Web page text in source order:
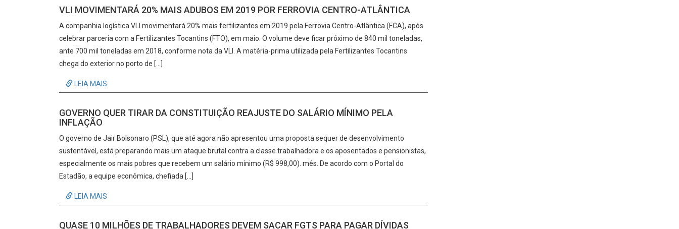
VLI MOVIMENTARÁ 20% MAIS ADUBOS EM 2019 POR FERROVIA CENTRO-ATLÂNTICA
A companhia logística VLI movimentará 20% mais fertilizantes em 2019 pela Ferrovia Centro-Atlântica (FCA), após
celebrar parceria com a Fertilizantes Tocantins (FTO), em maio. O volume deve ficar próximo de 840 mil toneladas,
ante 700 mil toneladas em 2018, conforme nota da VLI. A matéria-prima utilizada pela Fertilizantes Tocantins
chega do exterior no porto de […]
LEIA MAIS
GOVERNO QUER TIRAR DA CONSTITUIÇÃO REAJUSTE DO SALÁRIO MÍNIMO PELA
INFLAÇÃO
O governo de Jair Bolsonaro (PSL), que até agora não apresentou uma proposta sequer de desenvolvimento
sustentável, está preparando mais um ataque brutal contra a classe trabalhadora e os aposentados e pensionistas,
especialmente os mais pobres que recebem um salário mínimo (R$ 998,00). mês. De acordo com o Portal do
Estadão, a equipe econômica, chefiada […]
LEIA MAIS
QUASE 10 MILHÕES DE TRABALHADORES DEVEM SACAR FGTS PARA PAGAR DÍVIDAS